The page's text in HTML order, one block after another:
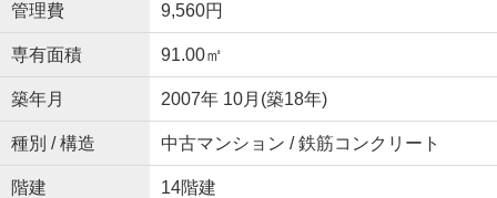
管理費 9,560円
専有面積 91.00㎡
築年月 2007年 10月(築18年)
種別 / 構造 中古マンション / 鉄筋コンクリート
階建 14階建